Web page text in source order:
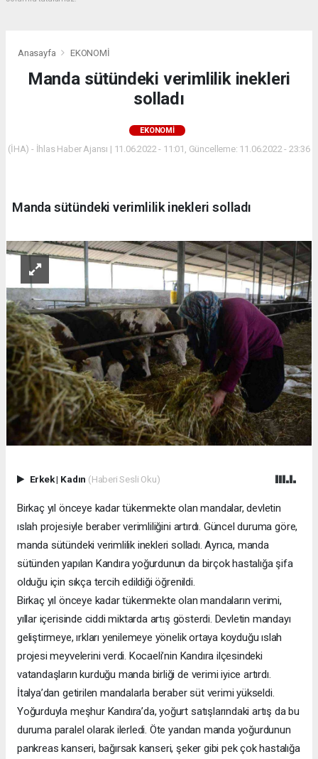
Anasayfa EKONOMİ
Manda sütündeki verimlilik inekleri
solladı
EKONOMİ
(İHA) - İhlas Haber Ajansı | 11.06.2022 - 11:01, Güncelleme: 11.06.2022 - 23:36
Manda sütündeki verimlilik inekleri solladı
Erkek| Kadın (Haberi Sesli Oku)
Birkaç yıl önceye kadar tükenmekte olan mandalar, devletin
ıslah projesiyle beraber verimliliğini artırdı. Güncel duruma göre,
manda sütündeki verimlilik inekleri solladı. Ayrıca, manda
sütünden yapılan Kandıra yoğurdunun da birçok hastalığa şifa
olduğu için sıkça tercih edildiği öğrenildi.
Birkaç yıl önceye kadar tükenmekte olan mandaların verimi,
yıllar içerisinde ciddi miktarda artış gösterdi. Devletin mandayı
geliştirmeye, ırkları yenilemeye yönelik ortaya koyduğu ıslah
projesi meyvelerini verdi. Kocaeli’nin Kandıra ilçesindeki
vatandaşların kurduğu manda birliği de verimi iyice artırdı.
İtalya’dan getirilen mandalarla beraber süt verimi yükseldi.
Yoğurduyla meşhur Kandıra’da, yoğurt satışlarındaki artış da bu
duruma paralel olarak ilerledi. Öte yandan manda yoğurdunun
pankreas kanseri, bağırsak kanseri, şeker gibi pek çok hastalığa